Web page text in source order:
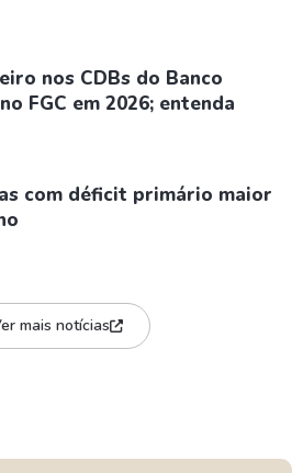
nos CDBs do Banco
FGC em 2026; entenda
com déficit primário maior
mais notícias